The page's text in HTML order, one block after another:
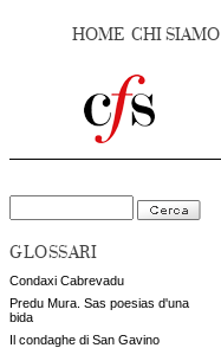
HOME CHI SIAMO
GLOSSARI
Condaxi Cabrevadu
Predu Mura. Sas poesias d'una
bida
Il condaghe di San Gavino